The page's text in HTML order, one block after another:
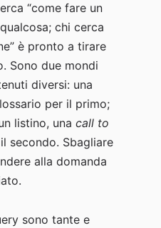
“come fare un
chi cerca
è pronto a tirare
Sono due mondi
diversi: una
per il primo;
listino, unacall to
secondo. Sbagliare
alla domanda
sono tante e